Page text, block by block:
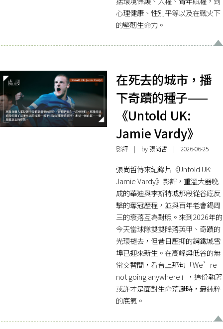
心理健康、性別平等以及在戰火下
的堅韌生命力。
在死去的城市，播
下奇蹟的種子——
《Untold UK:
Jamie Vardy》
影評| by 張尚哲 | 2026-06-25
張尚哲傳來紀錄片《Untold UK:
Jamie Vardy》影評，重溫大器晚
成的華迪與李斯特城那段從谷底反
擊的奪冠歷程，並與百年老會錫周
三的衰落互為對照。來到2026年的
今天當球隊雙雙降落英甲、奇蹟的
光環褪去，但昔日壓抑的鋼鐵城雪
埠已迎來新生。在高峰與低谷的無
常交替間，看台上那句「We’re
not going anywhere」，這份執著
或許才是面對生命荒誕時，最純粹
的底氣。